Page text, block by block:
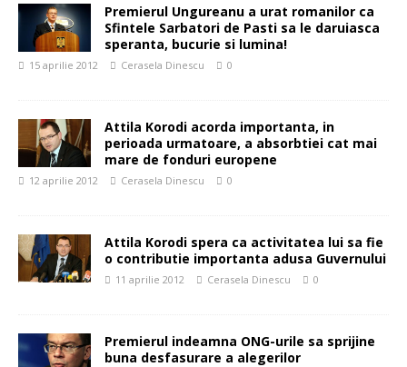
Premierul Ungureanu a urat romanilor ca
Sfintele Sarbatori de Pasti sa le daruiasca
speranta, bucurie si lumina!
15 aprilie 2012 Cerasela Dinescu 0
Attila Korodi acorda importanta, in
perioada urmatoare, a absorbtiei cat mai
mare de fonduri europene
12 aprilie 2012 Cerasela Dinescu 0
Attila Korodi spera ca activitatea lui sa fie
o contributie importanta adusa Guvernului
11 aprilie 2012 Cerasela Dinescu 0
Premierul indeamna ONG-urile sa sprijine
buna desfasurare a alegerilor